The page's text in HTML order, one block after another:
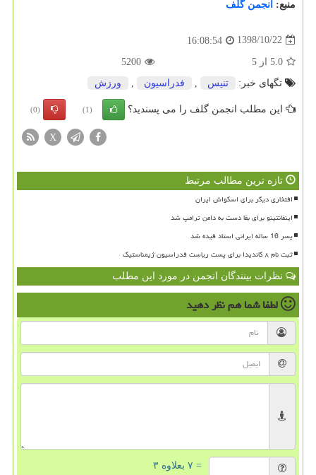
منبع: انجمن گلف
1398/10/22
16:08:54
5.0 از 5
5200
تگهای خبر:
تنیس فدراسیون ورزش
این مطلب انجمن گلف را می پسندید؟ (1)
(0)
X
تازه ترین مطالب مرتبط
افتخاری دیگر برای اسکواش ایران
اینفانتینو برای بقا دست به دامن ترامپ شد
پسر 16 ساله ایرانی استاد فیده شد
ثبت نام ۸ کاندیدا برای پست ریاست فدراسیون ژیمناستیک
نظرات بینندگان انجمن در مورد این مطلب
لطفا شما همنظر دهید
= ۷ بعلاوه ۳